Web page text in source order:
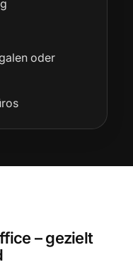
oder
– gezielt